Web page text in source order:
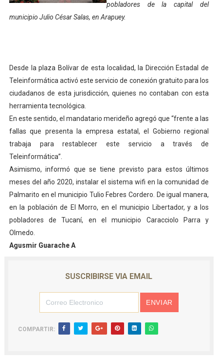
Niños de Estudiantes de Mérida sembraron 110
Entregan planta eléctrica para fortalecer la atención
Expertos inspeccionan espacios del OAN para la
Dictan MasterClass en el marco del Encuentro LAGO
Campo Elías avanza con plan de asfaltado
Encuentro estadal fortalece la coordinación de
Gobernador Arnaldo Sánchez apadrina a más de 993
Plan Quirúrgico Regional llega a Pueblo Llano con la
pobladores de la capital del
municipio Julio César Salas, en Arapuey.
Desde la plaza Bolívar de esta localidad, la Dirección Estadal de
Teleinformática activó este servicio de conexión gratuito para los
ciudadanos de esta jurisdicción, quienes no contaban con esta
herramienta tecnológica.
En este sentido, el mandatario merideño agregó que “frente a las
fallas que presenta la empresa estatal, el Gobierno regional
trabaja para restablecer este servicio a través de
Teleinformática”.
Asimismo, informó que se tiene previsto para estos últimos
meses del año 2020, instalar el sistema wifi en la comunidad de
Palmarito en el municipio Tulio Febres Cordero. De igual manera,
en la población de El Morro, en el municipio Libertador, y a los
pobladores de Tucaní, en el municipio Caracciolo Parra y
Olmedo.
Agusmir Guarache A
SUSCRIBIRSE VIA EMAIL
COMPARTIR: